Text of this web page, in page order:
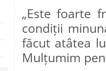
„Este foarte
condiții
făcut atâtea
Mulțumim